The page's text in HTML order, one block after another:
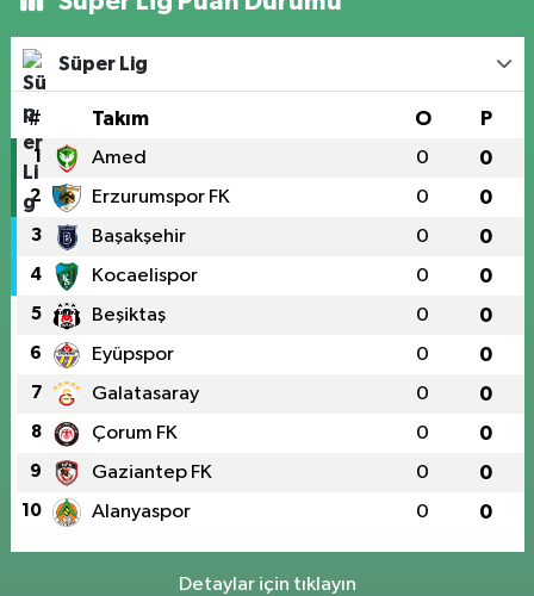
Süper Lig
# Takım O P
1 Amed 0 0
2 Erzurumspor FK 0 0
3 Başakşehir 0 0
4 Kocaelispor 0 0
5 Beşiktaş 0 0
6 Eyüpspor 0 0
7 Galatasaray 0 0
8 Çorum FK 0 0
9 Gaziantep FK 0 0
10 Alanyaspor 0 0
Detaylar için tıklayın